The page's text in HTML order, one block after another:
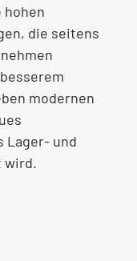
die seitens
modernen
Lager- und
wird.